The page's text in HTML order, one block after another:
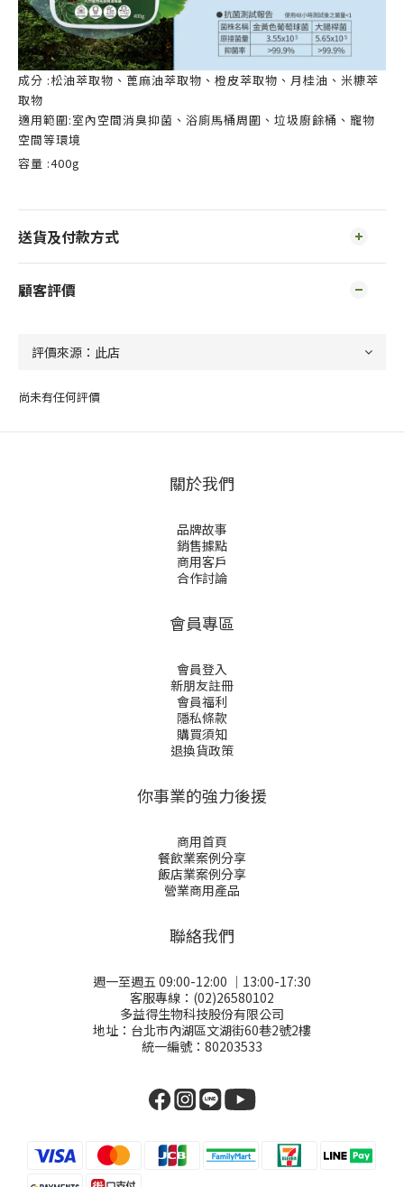
成分 :松油萃取物、蓖麻油萃取物、橙皮萃取物、月桂油、米糠萃
取物
適用範圍:室內空間消臭抑菌、浴廁馬桶周圍、垃圾廚餘桶、寵物
空間等環境
容量 :400g
送貨及付款方式
顧客評價
尚未有任何評價
關於我們
品牌故事
銷售據點
商用客戶
合作討論
會員專區
會員登入
新朋友註冊
會員福利
隱私條款
購買須知
退換貨政策
你事業的強力後援
商用首頁
餐飲業案例分享
飯店業案例分享
營業商用產品
聯絡我們
週一至週五 09:00-12:00 │13:00-17:30
客服專線：(02)26580102
多益得生物科技股份有限公司
地址：台北市內湖區文湖街60巷2號2樓
統一編號：80203533